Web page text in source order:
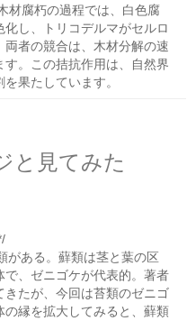
材腐朽の過程では、白色腐
し、トリコデルマがセルロ
者の競合は、木材分解の速
。この拮抗作用は、自然界
果たしています。
と見てみた
がある。蘚類は茎と葉の区
、ゼニゴケが代表的。著者
たが、今回は苔類のゼニゴ
縁を拡大してみると、蘚類